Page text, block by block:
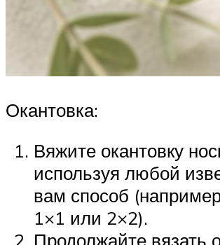
Окантовка:
Вяжите окантовку
используя любой
вам способ
1×1 или 2×2).
Продолжайте вязать